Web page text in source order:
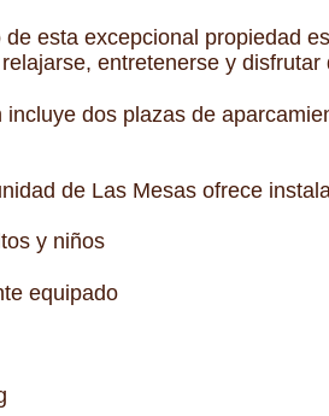
esta excepcional propiedad
entretenerse y
incluye dos plazas de
de Las Mesas ofrece
y niños
equipado